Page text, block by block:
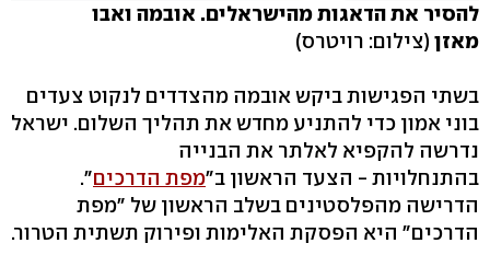
להסיר את הדאגות מהישראלים. אובמה ואבו
מאזן (צילום: רויטרס)
בשתי הפגישות ביקש אובמה מהצדדים לנקוט צעדים
בוני אמון כדי להתניע מחדש את תהליך השלום. ישראל
נדרשה להקפיא לאלתר את הבנייה
בהתנחלויות - הצעד הראשון ב"מפת הדרכים".
הדרישה מהפלסטינים בשלב הראשון של "מפת
הדרכים" היא הפסקת האלימות ופירוק תשתית הטרור.